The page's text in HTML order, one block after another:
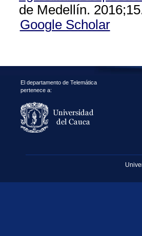
de Medellín.
Google Scholar
El departamento de Telemática
pertenece a: